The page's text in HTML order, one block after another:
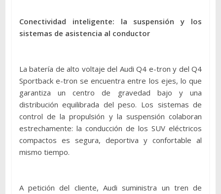
Conectividad inteligente: la suspensión y los
sistemas de asistencia al conductor
La batería de alto voltaje del Audi Q4 e-tron y del Q4
Sportback e-tron se encuentra entre los ejes, lo que
garantiza un centro de gravedad bajo y una
distribución equilibrada del peso. Los sistemas de
control de la propulsión y la suspensión colaboran
estrechamente: la conducción de los SUV eléctricos
compactos es segura, deportiva y confortable al
mismo tiempo.
A petición del cliente, Audi suministra un tren de